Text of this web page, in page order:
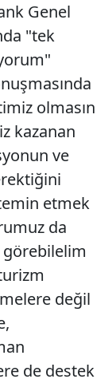
Genel
"tek
olmasın
kazanan
ve
etmek
da
değil
de destek